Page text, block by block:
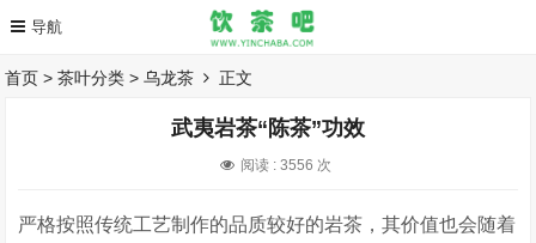
首页 >茶叶分类 >乌龙茶 正文
武夷岩茶“陈茶”功效
阅读 :3556 次
严格按照传统工艺制作的品质较好的岩茶，其价值也会随着